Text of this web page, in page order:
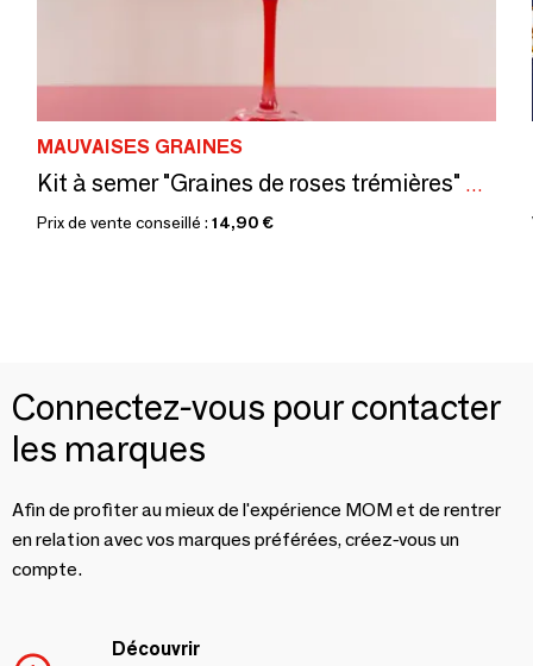
MAUVAISES GRAINES
Kit à semer "Graines de roses trémières" Fabriqué en France
Prix de vente conseillé : 14,90 €
Connectez-vous pour contacter
les marques
Afin de profiter au mieux de l'expérience MOM et de rentrer
en relation avec vos marques préférées, créez-vous un
compte.
Découvrir